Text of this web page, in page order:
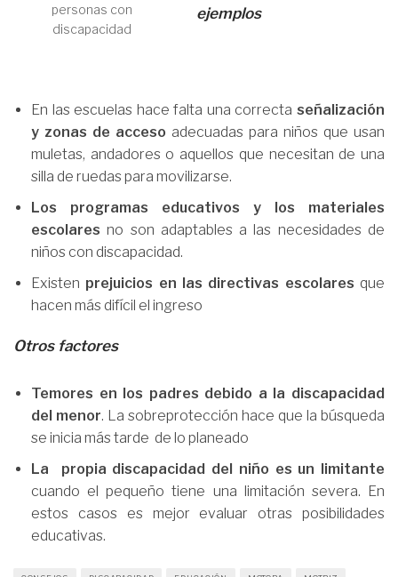
personas con
discapacidad
ejemplos
En las escuelas hace falta una correcta señalización
y zonas de acceso adecuadas para niños que usan
muletas, andadores o aquellos que necesitan de una
silla de ruedas para movilizarse.
Los programas educativos y los materiales
escolares no son adaptables a las necesidades de
niños con discapacidad.
Existen prejuicios en las directivas escolares que
hacen más difícil el ingreso
Otros factores
Temores en los padres debido a la discapacidad
del menor. La sobreprotección hace que la búsqueda
se inicia más tarde de lo planeado
La propia discapacidad del niño es un limitante
cuando el pequeño tiene una limitación severa. En
estos casos es mejor evaluar otras posibilidades
educativas.